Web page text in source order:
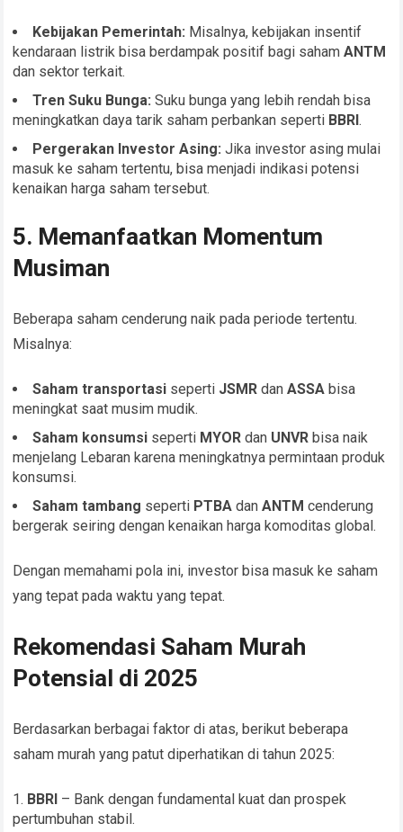
Kebijakan Pemerintah: Misalnya, kebijakan insentif
kendaraan listrik bisa berdampak positif bagi sahamANTM
dan sektor terkait.
Tren Suku Bunga: Suku bunga yang lebih rendah bisa
meningkatkan daya tarik saham perbankan seperti BBRI.
Pergerakan Investor Asing: Jika investor asing mulai
masuk ke saham tertentu, bisa menjadi indikasi potensi
kenaikan harga saham tersebut.
5. Memanfaatkan Momentum
Musiman
Beberapa saham cenderung naik pada periode tertentu.
Misalnya:
Saham transportasi seperti JSMR danASSA bisa
meningkat saat musim mudik.
Saham konsumsi seperti MYOR dan UNVR bisa naik
menjelang Lebaran karena meningkatnya permintaan produk
konsumsi.
Saham tambang seperti PTBA danANTM cenderung
bergerak seiring dengan kenaikan harga komoditas global.
Dengan memahami pola ini, investor bisa masuk ke saham
yang tepat pada waktu yang tepat.
Rekomendasi Saham Murah
Potensial di 2025
Berdasarkan berbagai faktor di atas, berikut beberapa
saham murah yang patut diperhatikan di tahun 2025:
BBRI – Bank dengan fundamental kuat dan prospek
pertumbuhan stabil.